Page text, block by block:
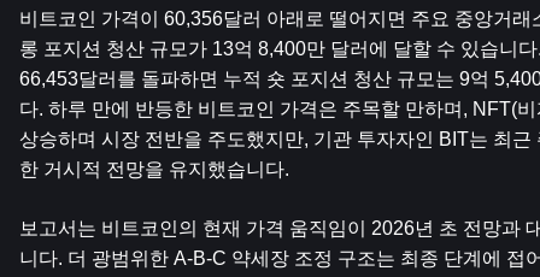
비트코인 가격이 60,356달러 아래로 떨어지면 주요 중앙거
롱 포지션 청산 규모가 13억 8,400만 달러에 달할 수 있습니
66,453달러를 돌파하면 누적 숏 포지션 청산 규모는 9억
다. 하루 만에 반등한 비트코인 ​​가격은 주목할 만하며, NFT(
상승하며 시장 전반을 주도했지만, 기관 투자자인 BIT는 최
한 거시적 전망을 유지했습니다.
보고서는 비트코인의 현재 가격 움직임이 2026년 초 전망과
니다. 더 광범위한 A-B-C 약세장 조정 구조는 최종 단계에 접